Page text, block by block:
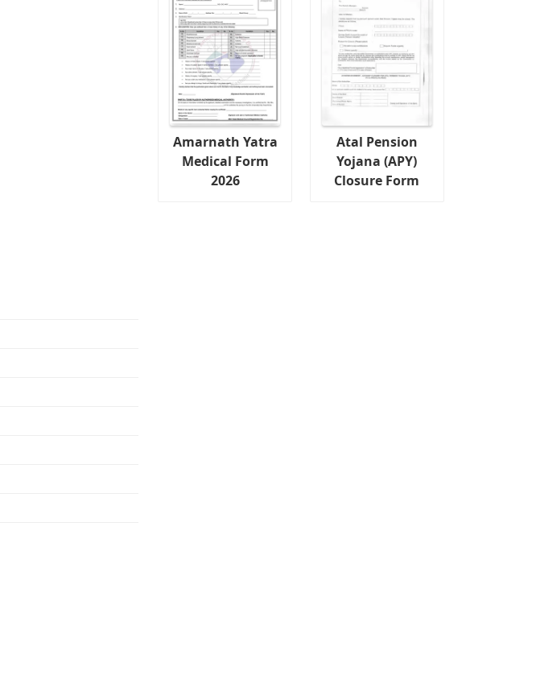
Amarnath Yatra
Medical Form
2026
Atal Pension
Yojana (APY)
Closure Form